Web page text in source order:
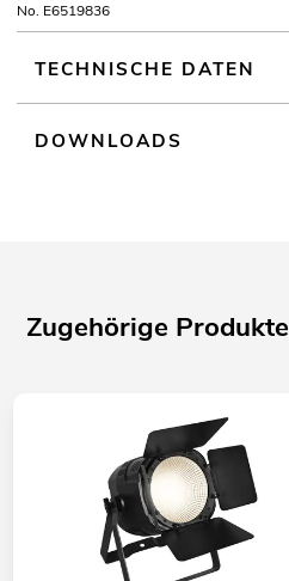
No. E6519836
TECHNISCHE DATEN
DOWNLOADS
Zugehörige Produkte